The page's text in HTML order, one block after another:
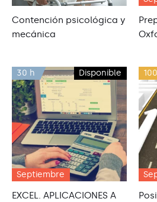
Contención psicológica y
mecánica
Septiembre
Disponible
30 h
EXCEL. APLICACIONES A